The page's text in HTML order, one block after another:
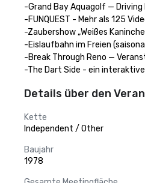
-Grand Bay Aquagolf —
-FUNQUEST - Mehr als 125
-Zaubershow „Weißes
-Eislaufbahn im Freien
-Break Through Reno —
-The Dart Side - ein
Details über den
Kette
Independent / Other
Baujahr
1978